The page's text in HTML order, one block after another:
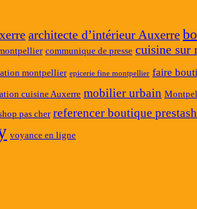
architecte d’intérieur Auxerre
communique de presse cuisine sur
montpellier epicerie fine montpellier faire
cuisine Auxerre mobilier urbain
pas cher referencer boutique
voyance en ligne